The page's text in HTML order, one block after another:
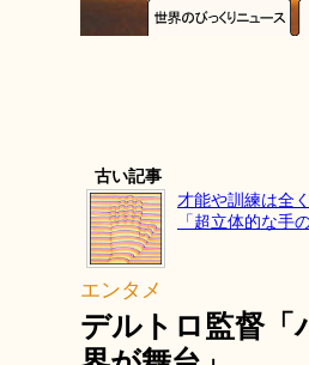
古い記事
才能や訓練は全
「超立体的な手
エンタメ
デルトロ監督「